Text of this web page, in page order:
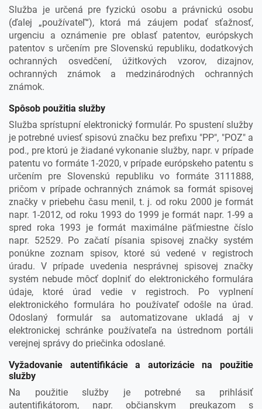
Služba je určená pre fyzickú osobu a právnickú osobu
(ďalej „používateľ“), ktorá má záujem podať sťažnosť,
urgenciu a oznámenie pre oblasť patentov, európskych
patentov s určením pre Slovenskú republiku, dodatkových
ochranných osvedčení, úžitkových vzorov, dizajnov,
ochranných známok a medzinárodných ochranných
známok.
Spôsob použitia služby
Služba sprístupní elektronický formulár. Po spustení služby
je potrebné uviesť spisovú značku bez prefixu "PP", "POZ" a
pod., pre ktorú je žiadané vykonanie služby, napr. v prípade
patentu vo formáte 1-2020, v prípade európskeho patentu s
určením pre Slovenskú republiku vo formáte 3111888,
pričom v prípade ochranných známok sa formát spisovej
značky v priebehu času menil, t. j. od roku 2000 je formát
napr. 1-2012, od roku 1993 do 1999 je formát napr. 1-99 a
spred roka 1993 je formát maximálne päťmiestne číslo
napr. 52529. Po začatí písania spisovej značky systém
ponúkne zoznam spisov, ktoré sú vedené v registroch
úradu. V prípade uvedenia nesprávnej spisovej značky
systém nebude môcť doplniť do elektronického formulára
údaje, ktoré úrad vedie v registroch. Po vyplnení
elektronického formulára ho používateľ odošle na úrad.
Odoslaný formulár sa automatizovane ukladá aj v
elektronickej schránke používateľa na ústrednom portáli
verejnej správy do priečinka odoslané.
Vyžadovanie autentifikácie a autorizácie na použitie
služby
Na použitie služby je potrebné sa prihlásiť
autentifikátorom, napr. občianskym preukazom s